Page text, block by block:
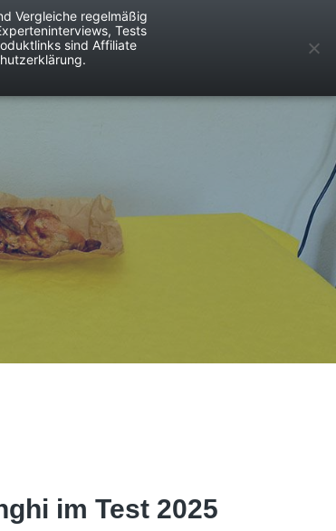
Vergleiche regelmäßig
Tests
sind Affiliate
im Test 2025